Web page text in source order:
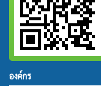
องค์กร